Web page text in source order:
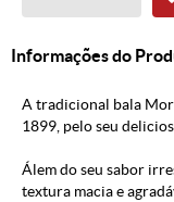
Informações do
A tradicional bala
1899, pelo seu
Álem do seu sabor
textura macia e